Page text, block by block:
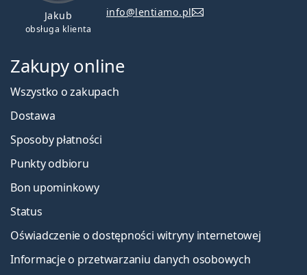
Jakub
obsługa klienta
info@lentiamo.pl
Zakupy online
Wszystko o zakupach
Dostawa
Sposoby płatności
Punkty odbioru
Bon upominkowy
Status
Oświadczenie o dostępności witryny internetowej
Informacje o przetwarzaniu danych osobowych